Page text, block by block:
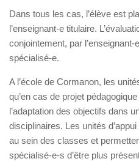
Dans tous les cas, l’élève est
l’enseignant-e titulaire.
conjointement, par l’enseignant-
spécialisé-e.
A l’école de Cormanon, les
qu’en cas de projet
l’adaptation des objectifs dans
disciplinaires. Les unités
au sein des classes et
spécialisé-e-s d’être plus